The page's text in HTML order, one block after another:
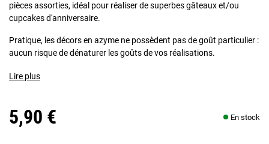
pièces assorties, idéal pour réaliser de superbes gâteaux et/ou
cupcakes d'anniversaire.
Pratique, les décors en azyme ne possèdent pas de goût particulier :
aucun risque de dénaturer les goûts de vos réalisations.
Lire plus
5,90 € En stock